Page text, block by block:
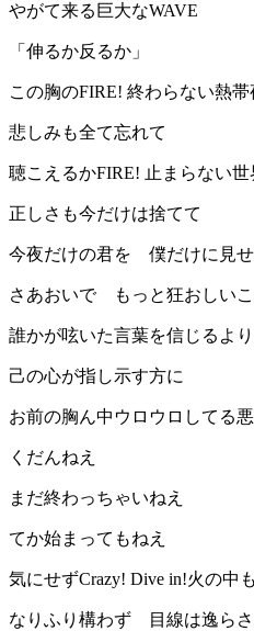
やがて来る巨大なWAVE
「伸るか反るか」
この胸のFIRE! 終わらない熱帯
悲しみも全て忘れて
聴こえるかFIRE! 止まらない世
正しさも今だけは捨てて
今夜だけの君を 僕だけに見せ
さあおいで もっと狂おしい
誰かが呟いた言葉を信じるより
己の心が指し示す方に
お前の胸ん中ウロウロしてる
くだんねえ
まだ終わっちゃいねえ
てか始まってもねえ
気にせずCrazy! Dive in!火の中
なりふり構わず 目線は逸ら